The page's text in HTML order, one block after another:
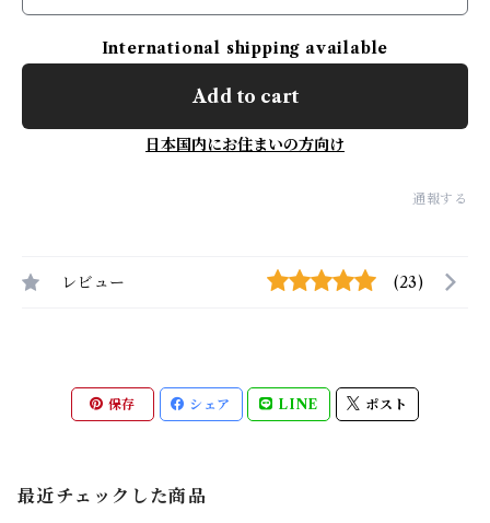
International shipping available
Add to cart
日本国内にお住まいの方向け
通報する
レビュー (23)
保存 シェア LINE ポスト
最近チェックした商品